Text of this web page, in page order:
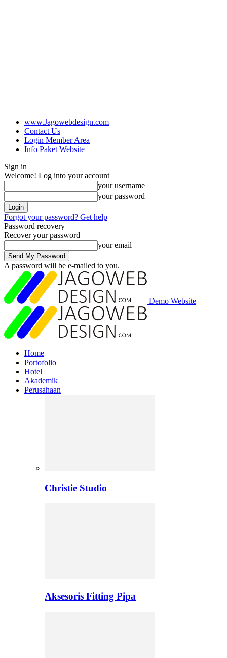
www.Jagowebdesign.com
Contact Us
Login Member Area
Info Paket Website
Sign in
Welcome! Log into your account
your username
your password
Forgot your password? Get help
Password recovery
Recover your password
your email
A password will be e-mailed to you.
Demo Website
Home
Portofolio
Hotel
Akademik
Perusahaan
Christie Studio
Aksesoris Fitting Pipa